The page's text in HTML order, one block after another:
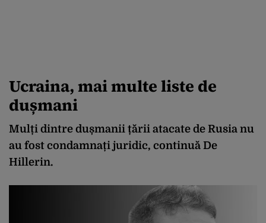
Ucraina, mai multe liste de
dușmani
Mulți dintre dușmanii țării atacate de Rusia nu
au fost condamnați juridic, continuă De
Hillerin.